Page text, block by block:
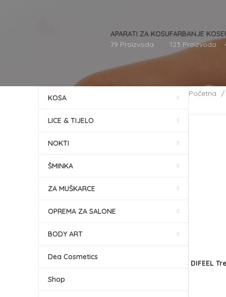
APARATI ZA KOSU
79 Proizvoda
FARBANJE KOSE
123 Proizvoda
KOSA
LICE & TIJELO
NOKTI
ŠMINKA
ZA MUŠKARCE
OPREMA ZA SALONE
BODY ART
Dea Cosmetics
Shop
Početna
DIFEEL